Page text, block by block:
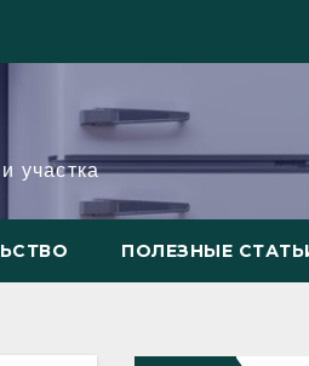
участка
ПОЛЕЗНЫЕ